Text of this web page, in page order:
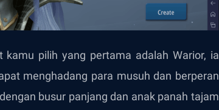
pilih yang pertama adalah Warior, ia
menghadang para musuh dan berperan
busur panjang dan anak panah tajam